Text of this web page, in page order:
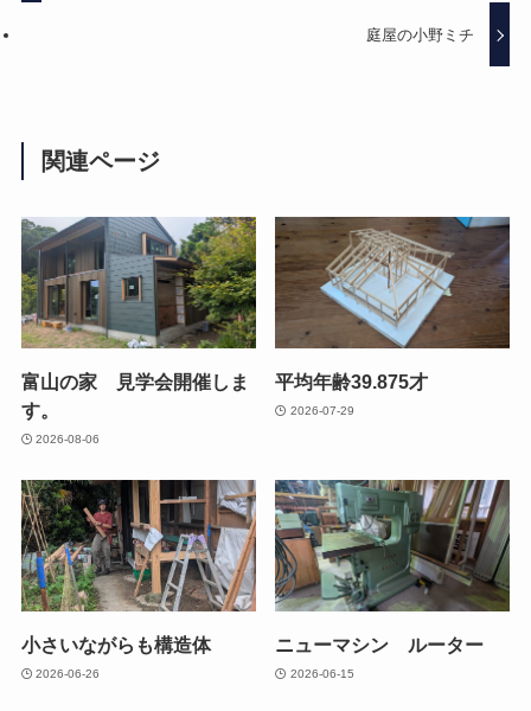
庭屋の小野ミチ
関連ページ
富山の家 見学会開催しま
す。
2026-08-06
平均年齢39.875才
2026-07-29
小さいながらも構造体
2026-06-26
ニューマシン ルーター
2026-06-15